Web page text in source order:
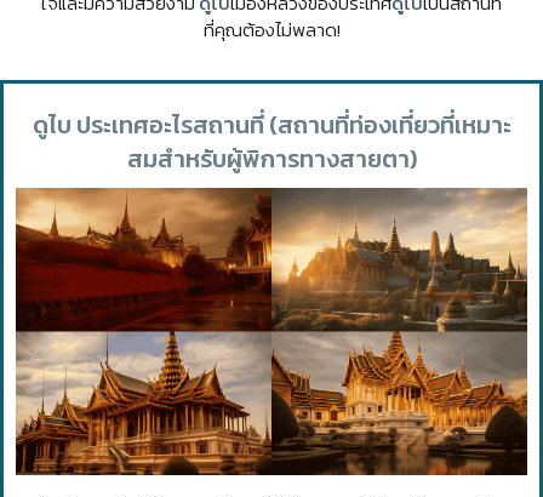
ที่คุณต้องไม่พลาด!
ดูไบ ประเทศอะไรสถานที่ (สถานที่ท่องเที่ยวที่เหมาะ
สมสำหรับผู้พิการทางสายตา)